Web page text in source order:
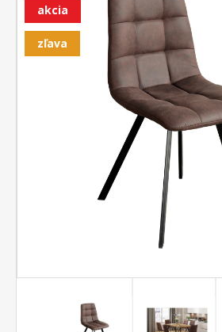
akcia
zľava